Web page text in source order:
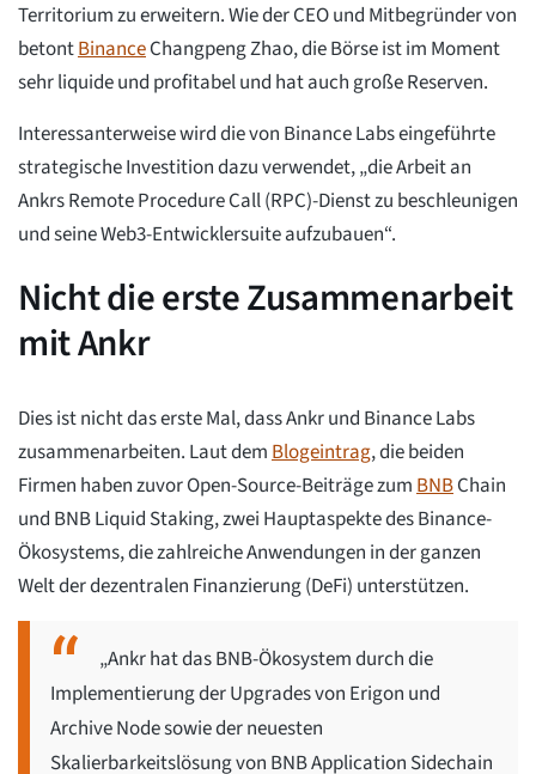
Territorium zu erweitern. Wie der CEO und Mitbegründer von
betontBinanceChangpeng Zhao, die Börse ist im Moment
sehr liquide und profitabel und hat auch große Reserven.
Interessanterweise wird die von Binance Labs eingeführte
strategische Investition dazu verwendet, „die Arbeit an
Ankrs Remote Procedure Call (RPC)-Dienst zu beschleunigen
und seine Web3-Entwicklersuite aufzubauen“.
Nicht die erste Zusammenarbeit
mit Ankr
Dies ist nicht das erste Mal, dass Ankr und Binance Labs
zusammenarbeiten. Laut demBlogeintrag, die beiden
Firmen haben zuvor Open-Source-Beiträge zumBNBChain
und BNB Liquid Staking, zwei Hauptaspekte des Binance-
Ökosystems, die zahlreiche Anwendungen in der ganzen
Welt der dezentralen Finanzierung (DeFi) unterstützen.
„Ankr hat das BNB-Ökosystem durch die
Implementierung der Upgrades von Erigon und
Archive Node sowie der neuesten
Skalierbarkeitslösung von BNB Application Sidechain